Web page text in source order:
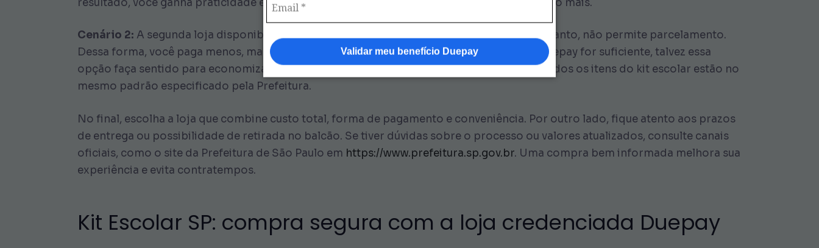
Validar meu benefício Duepay
resultado, você ganha praticidade e não precisa se deslocar muito, embora pague um pouco mais.
Cenário 2: A segunda loja disponibiliza valores menores de cada peça do uniforme, no entanto, não permite parcelamento.
Dessa forma, você paga menos, mas precisa desembolsar o valor à vista. Se o seu saldo Duepay for suficiente, talvez essa
opção faça sentido para economizar no total. Sobretudo, não se esqueça de verificar se todos os itens do kit escolar estão no
mesmo padrão especificado pela Prefeitura.
No final, escolha a loja que combine custo total, forma de pagamento e conveniência. Por outro lado, fique atento aos prazos
de entrega ou possibilidade de retirada no balcão. Se tiver dúvidas sobre o processo ou valores atualizados, consulte canais
oficiais, como o site da Prefeitura de São Paulo em https://www.prefeitura.sp.gov.br. Uma compra bem informada melhora sua
experiência e evita contratempos.
Kit Escolar SP: compra segura com a loja credenciada Duepay